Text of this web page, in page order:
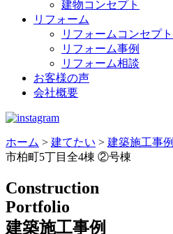
建物コンセプト
リフォーム
リフォームコンセプト
リフォーム事例
リフォーム相談
お客様の声
会社概要
ホーム > 建てたい > 建築施工事例
市柏町5丁目全4棟 ②号棟
Construction
Portfolio
建築施工事例